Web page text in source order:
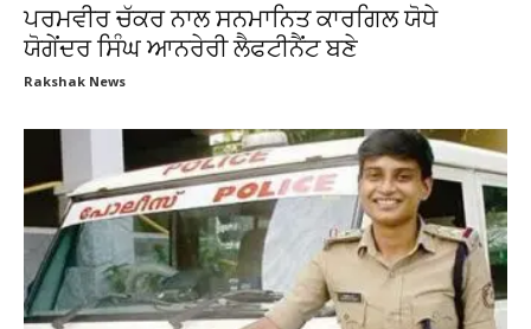
ਪਰਮਵੀਰ ਚੱਕਰ ਨਾਲ ਸਨਮਾਨਿਤ ਕਾਰਗਿਲ ਯੋਧੇ
ਯੋਗੇਂਦਰ ਸਿੰਘ ਆਨਰੇਰੀ ਲੈਫਟੀਨੈਂਟ ਬਣੇ
Rakshak News